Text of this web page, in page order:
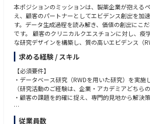
本ポジションのミッションは、製薬企業が抱える
え、顧客のパートナーとしてエビデンス創出を加
す。データ生成過程を読み解き、価値の創出にこ
です。 顧客のクリニカルクエスチョンに対し、疫
な研究デザインを構築し、質の高いエビデンス（
とで、アカデミアネットワークのハブとしての役割
製薬企業の顧客が抱える臨床上の疑問に対し、デ
ンおよび実行をリードします。
【具体的な業務内容】
・研究デザインの策定：臨床学的に意味のあるプロ
からアウトカムの解釈までを一気通貫で管理。
求める経験 / スキル
【必須要件】
・データベース研究（RWDを用いた研究）を実施
（研究活動のご経験は、企業・アカデミアどちらの
・顧客の課題を的確に捉え、専門的見地から解決
【歓迎要件】
従業員数